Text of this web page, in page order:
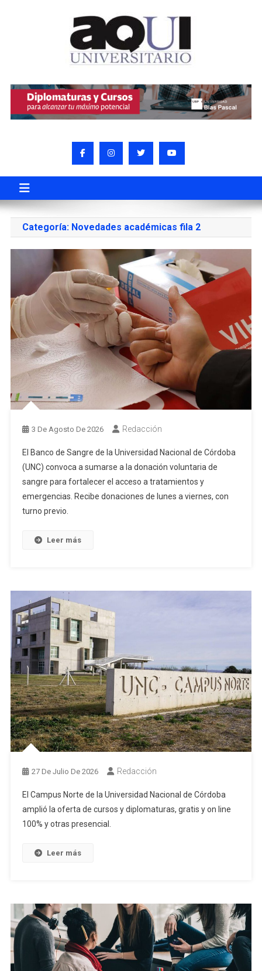
Categoría: Novedades académicas fila 2
3 De Agosto De 2026 Redacción
El Banco de Sangre de la Universidad Nacional de Córdoba
(UNC) convoca a sumarse a la donación voluntaria de
sangre para fortalecer el acceso a tratamientos y
emergencias. Recibe donaciones de lunes a viernes, con
turno previo.
Leer más
27 De Julio De 2026 Redacción
El Campus Norte de la Universidad Nacional de Córdoba
amplió la oferta de cursos y diplomaturas, gratis y on line
100% y otras presencial.
Leer más